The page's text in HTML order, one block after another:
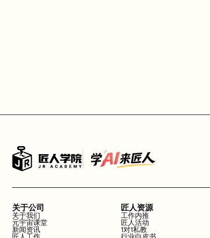
关于公司
关于我们
元宇宙课堂
新闻资讯
匠人资源
工作内推
匠人活动
1对1私教